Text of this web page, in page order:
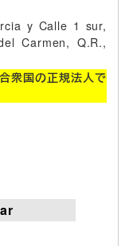
y Calle 1 sur,
Carmen, Q.R.,
衆国の正規法人で